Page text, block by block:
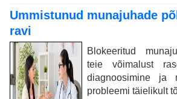
Ummistunud munajuhade
ravi
Blokeeritud
teie võimalust
diagnoosimine ja
probleemi täielikult